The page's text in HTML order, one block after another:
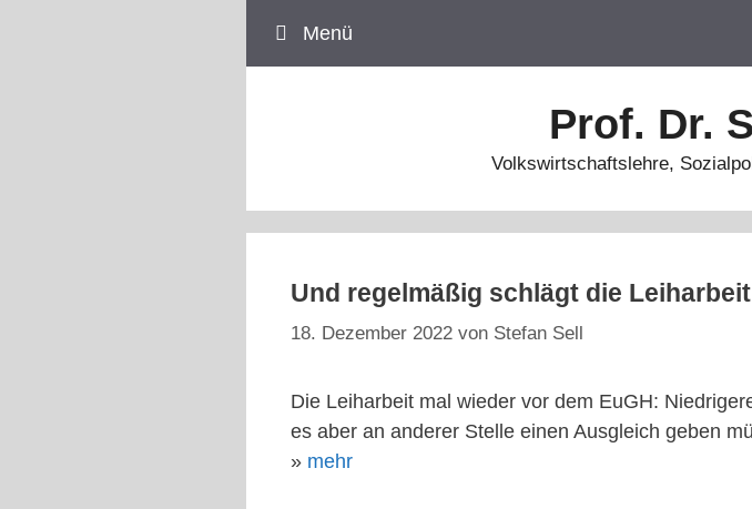
Menü
Prof. Dr.
Volkswirtschaftslehre,
Und regelmäßig schlägt die
18. Dezember 2022 von Stefan Sell
Die Leiharbeit mal wieder vor dem EuGH:
es aber an anderer Stelle einen Ausgleich geben
» mehr